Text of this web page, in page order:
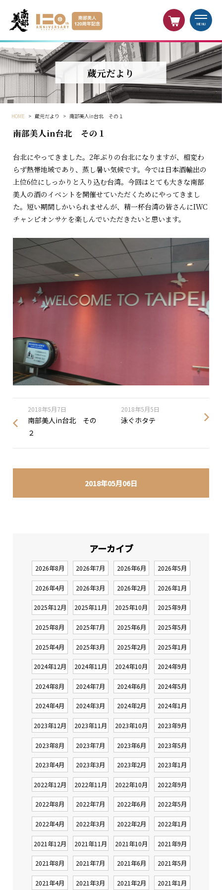
MENU
蔵元だより
HOME > 蔵元だより > 南部美人in台北 その１
2018年05月06日
南部美人in台北 その１
台北にやってきました。2年ぶりの台北になりますが、相変わ
らず熱帯地域であり、蒸し暑い気候です。今では日本酒輸出の
上位6位にしっかりと入り込む台湾。今回はとても大きな南部
美人の酒のイベントを開催せていただくためにやってきまし
た。短い期間しかいられませんが、精一杯台湾の皆さんにIWC
チャンピオンサケを楽しんでいただきたいと思います。
2018年5月7日
南部美人in台北 その
２
2018年5月5日
泳ぐホタテ
アーカイブ
2026年8月 2026年7月 2026年6月 2026年5月
2026年4月 2026年3月 2026年2月 2026年1月
2025年12月 2025年11月 2025年10月 2025年9月
2025年8月 2025年7月 2025年6月 2025年5月
2025年4月 2025年3月 2025年2月 2025年1月
2024年12月 2024年11月 2024年10月 2024年9月
2024年8月 2024年7月 2024年6月 2024年5月
2024年4月 2024年3月 2024年2月 2024年1月
2023年12月 2023年11月 2023年10月 2023年9月
2023年8月 2023年7月 2023年6月 2023年5月
2023年4月 2023年3月 2023年2月 2023年1月
2022年12月 2022年11月 2022年10月 2022年9月
2022年8月 2022年7月 2022年6月 2022年5月
2022年4月 2022年3月 2022年2月 2022年1月
2021年12月 2021年11月 2021年10月 2021年9月
2021年8月 2021年7月 2021年6月 2021年5月
2021年4月 2021年3月 2021年2月 2021年1月